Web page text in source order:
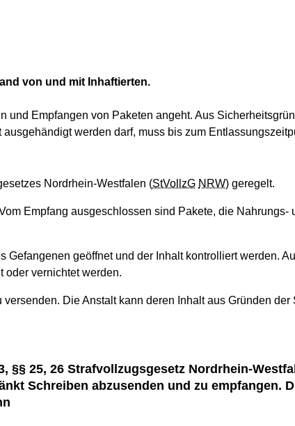
von und mit Inhaftierten.
und Empfangen von Paketen angeht. Aus
werden darf, muss bis zum
Nordrhein-Westfalen (StVollzG NRW) geregelt.
Empfang ausgeschlossen sind Pakete, die
geöffnet und der Inhalt kontrolliert werden.
oder vernichtet werden.
Die Anstalt kann deren Inhalt aus Gründen
§§ 25, 26 Strafvollzugsgesetz Nordrhein-
Schreiben abzusenden und zu empfangen.